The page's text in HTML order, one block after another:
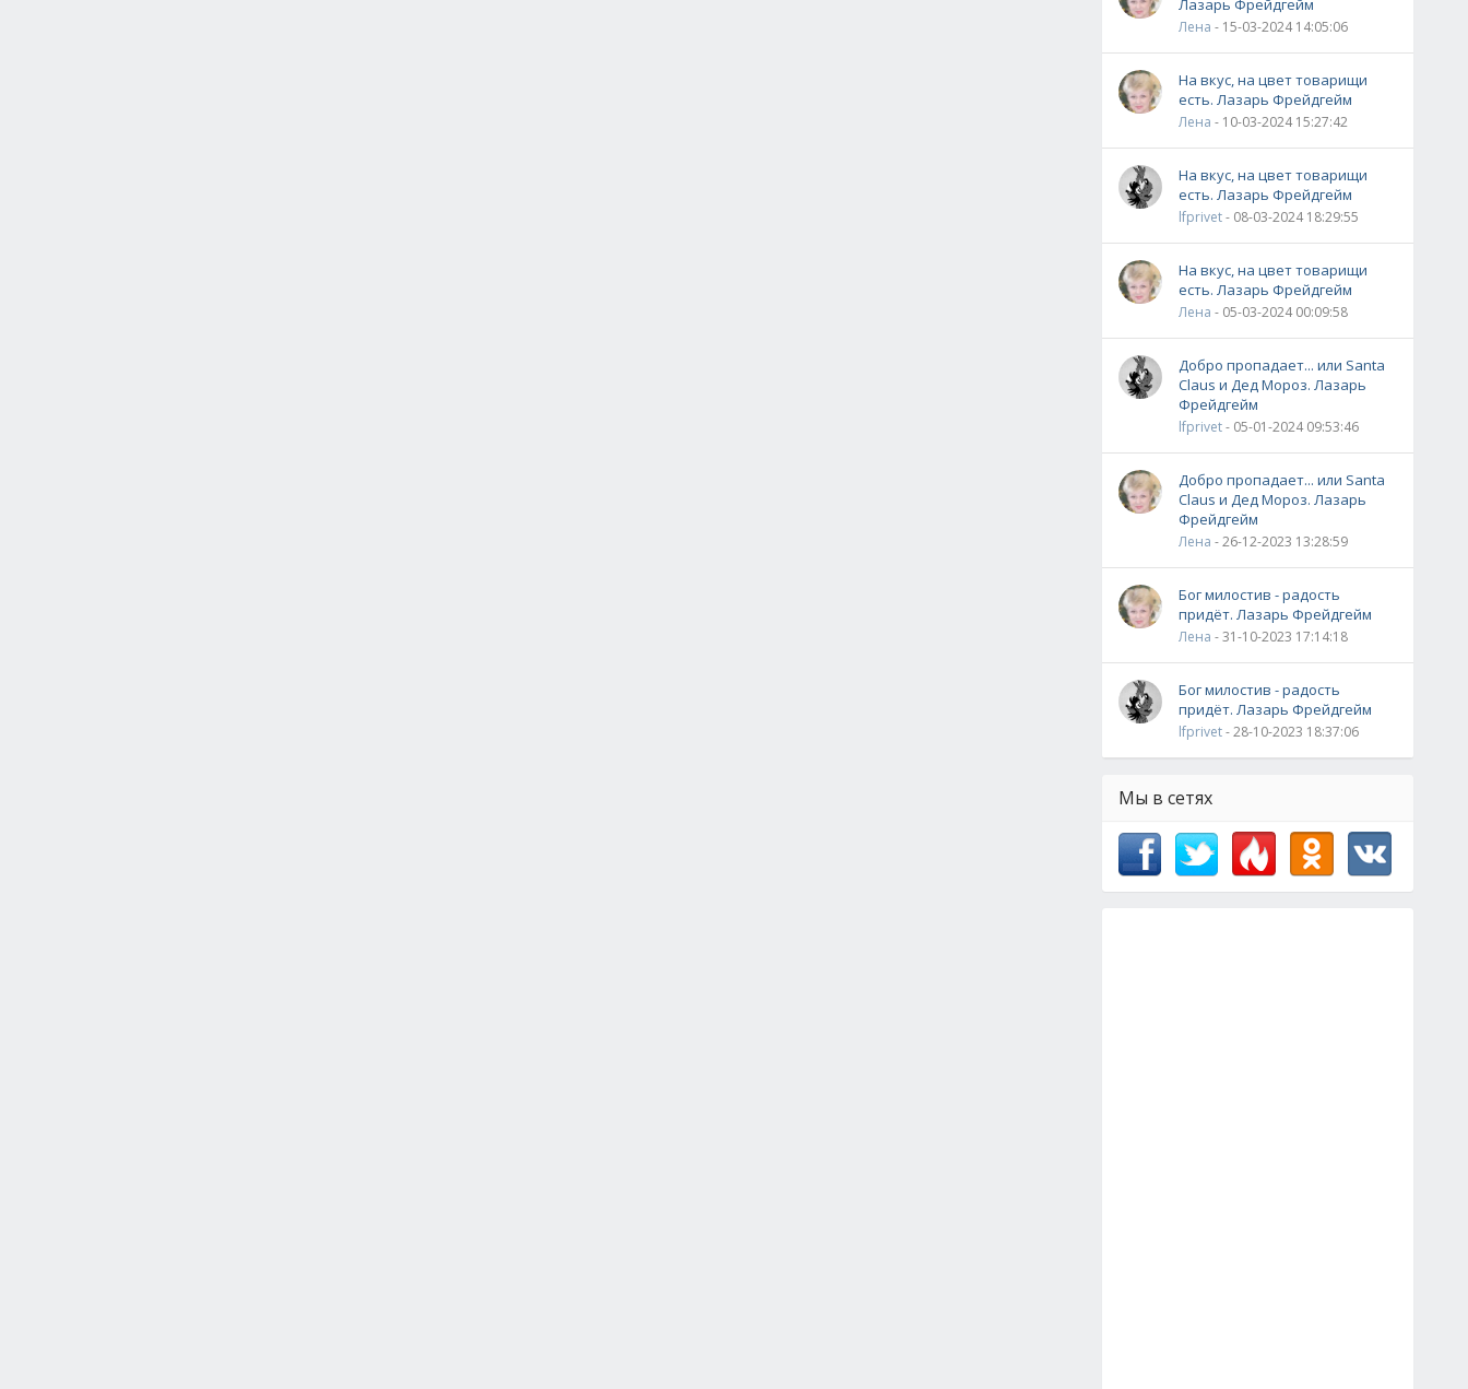
Лазарь Фрейдгейм
Лена - 15-03-2024 14:05:06
На вкус, на цвет товарищи
есть. Лазарь Фрейдгейм
Лена - 10-03-2024 15:27:42
На вкус, на цвет товарищи
есть. Лазарь Фрейдгейм
lfprivet- 08-03-2024 18:29:55
На вкус, на цвет товарищи
есть. Лазарь Фрейдгейм
Лена - 05-03-2024 00:09:58
Добро пропадает... или Santa
Claus и Дед Мороз. Лазарь
Фрейдгейм
lfprivet- 05-01-2024 09:53:46
Добро пропадает... или Santa
Claus и Дед Мороз. Лазарь
Фрейдгейм
Лена - 26-12-2023 13:28:59
Бог милостив - радость
придёт. Лазарь Фрейдгейм
Лена - 31-10-2023 17:14:18
Бог милостив - радость
придёт. Лазарь Фрейдгейм
lfprivet- 28-10-2023 18:37:06
Мы в сетях